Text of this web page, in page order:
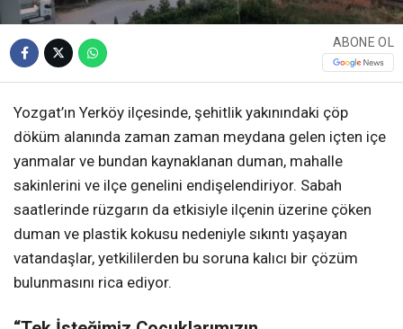
ABONE OL
Yozgat’ın Yerköy ilçesinde, şehitlik yakınındaki çöp
döküm alanında zaman zaman meydana gelen içten içe
yanmalar ve bundan kaynaklanan duman, mahalle
sakinlerini ve ilçe genelini endişelendiriyor. Sabah
saatlerinde rüzgarın da etkisiyle ilçenin üzerine çöken
duman ve plastik kokusu nedeniyle sıkıntı yaşayan
vatandaşlar, yetkililerden bu soruna kalıcı bir çözüm
bulunmasını rica ediyor.